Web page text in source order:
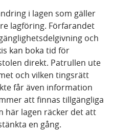
i lagen som gäller
lagföring. Förfarandet
och
kan boka tid för
direkt. Patrullen ute
och vilken tingsrätt
får även information
att finnas tillgängliga
här lagen räcker det att
en gång.